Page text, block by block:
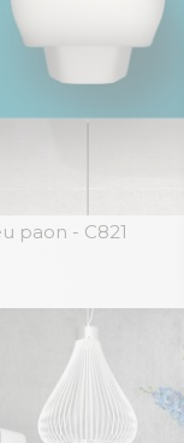
paon - C821